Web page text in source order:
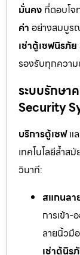
มั่นคง ที่ตอบโจ
ค่า อย่างสมบูร
เช่าตู้เซฟนิรภัย
รองรับทุกความ
ระบบรักษ
Security
บริการตู้เซฟแล
เทคโนโลยีล้ำสมั
วินาที:
สแกนล
การเข้า
ลายนิ้วมื
เช่าตู้นิร